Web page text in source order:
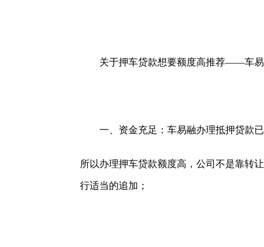
关于押车贷款想要额度高推荐——车易
一、资金充足：车易融办理抵押贷款已
所以办理押车贷款额度高，公司不是靠转
行适当的追加；